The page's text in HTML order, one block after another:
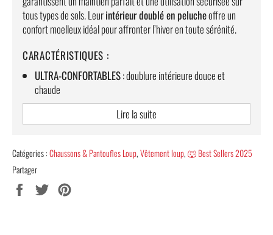
tous types de sols. Leurintérieur doublé en pelucheoffre un
confort moelleux idéal pour affronter l’hiver en toute sérénité.
CARACTÉRISTIQUES :
ULTRA-CONFORTABLES: doublure intérieure douce et
chaude
: inspiration loup avec détails soignés
SEMELLE SOUPLE & ANTIDÉRAPANTE: pour une meilleure
MATÉRIAUX DE QUALITÉ
: en flanelle et coton PP
TAILLE STANDARD
Lire la suite
Catégories :Chaussons & Pantoufles Loup,Vêtement loup,🐺 Best Sellers 2025
Partager
Partager Tweeter